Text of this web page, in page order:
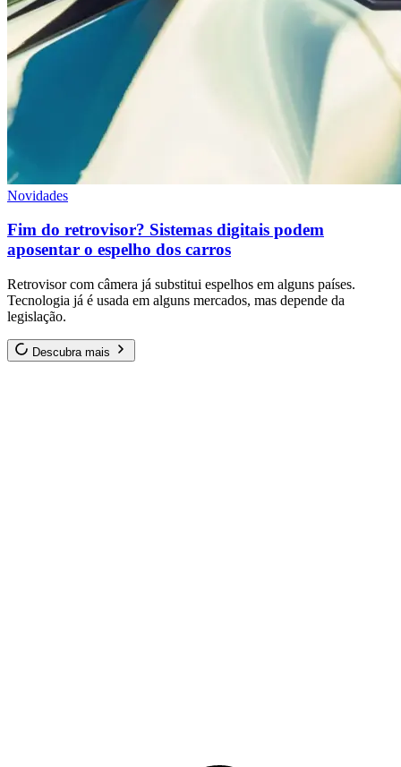
Novidades
Fim do retrovisor? Sistemas digitais podem
aposentar o espelho dos carros
Retrovisor com câmera já substitui espelhos em alguns países.
Tecnologia já é usada em alguns mercados, mas depende da
legislação.
Descubra mais